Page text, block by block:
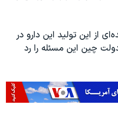
از این تولید این دارو در
چین این مسئله را رد